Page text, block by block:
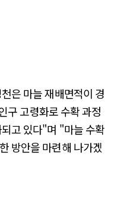
은 마늘 재배면적이 경
구 고령화로 수확 과정
고 있다"며 "마늘 수확
방안을 마련해 나가겠